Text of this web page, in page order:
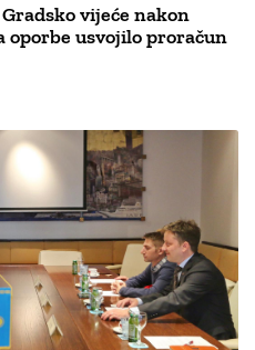
vijeće nakon
oporbe usvojilo proračun